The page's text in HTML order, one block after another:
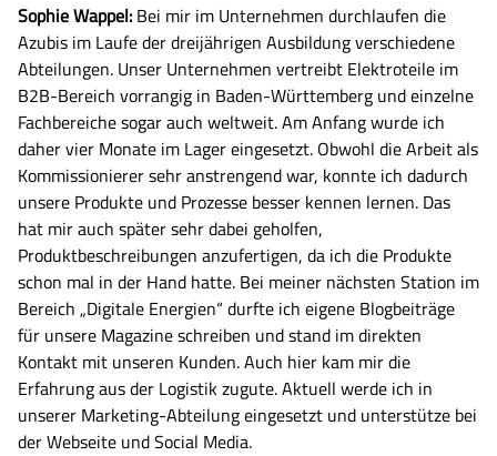
Sophie Wappel: Bei mir im Unternehmen durchlaufen die
Azubis im Laufe der dreijährigen Ausbildung verschiedene
Abteilungen. Unser Unternehmen vertreibt Elektroteile im
B2B-Bereich vorrangig in Baden-Württemberg und einzelne
Fachbereiche sogar auch weltweit. Am Anfang wurde ich
daher vier Monate im Lager eingesetzt. Obwohl die Arbeit als
Kommissionierer sehr anstrengend war, konnte ich dadurch
unsere Produkte und Prozesse besser kennen lernen. Das
hat mir auch später sehr dabei geholfen,
Produktbeschreibungen anzufertigen, da ich die Produkte
schon mal in der Hand hatte. Bei meiner nächsten Station im
Bereich „Digitale Energien“ durfte ich eigene Blogbeiträge
für unsere Magazine schreiben und stand im direkten
Kontakt mit unseren Kunden. Auch hier kam mir die
Erfahrung aus der Logistik zugute. Aktuell werde ich in
unserer Marketing-Abteilung eingesetzt und unterstütze bei
der Webseite und Social Media.